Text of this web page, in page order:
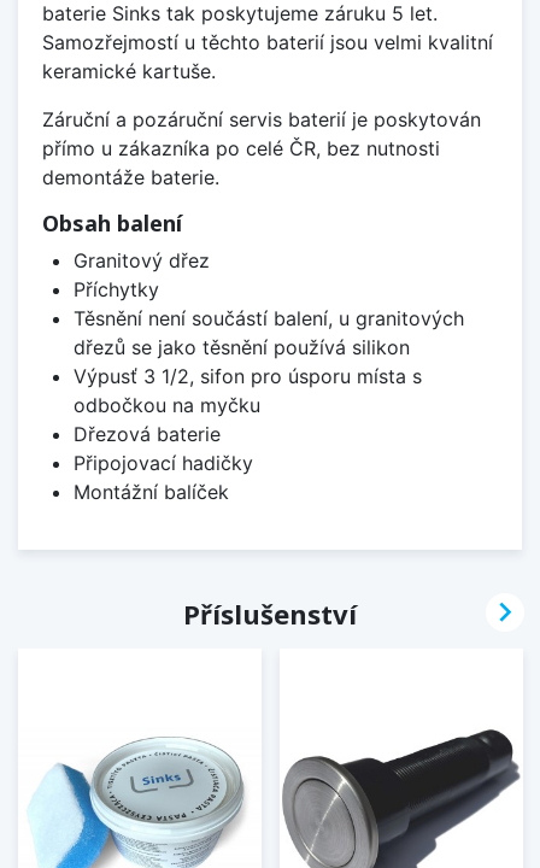
baterie Sinks tak poskytujeme záruku 5 let.
Samozřejmostí u těchto baterií jsou velmi kvalitní
keramické kartuše.
Záruční a pozáruční servis baterií je poskytován
přímo u zákazníka po celé ČR, bez nutnosti
demontáže baterie.
Obsah balení
Granitový dřez
Příchytky
Těsnění není součástí balení, u granitových
dřezů se jako těsnění používá silikon
Výpusť 3 1/2, sifon pro úsporu místa s
odbočkou na myčku
Dřezová baterie
Připojovací hadičky
Montážní balíček
Příslušenství 